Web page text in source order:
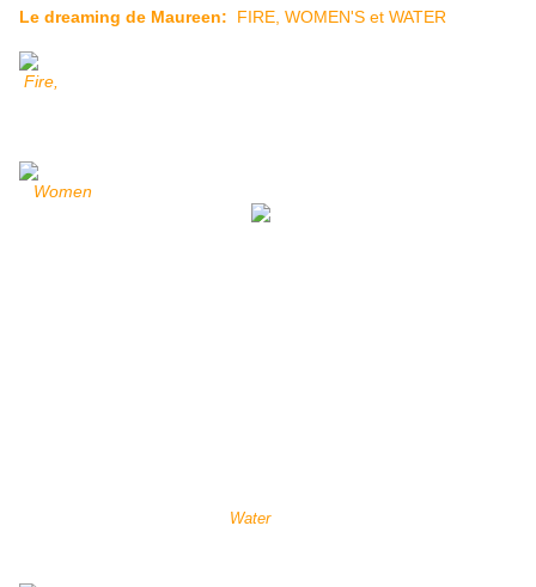
Le dreaming de Maureen: FIRE, WOMEN'S et WATER
Fire,
Women
Water